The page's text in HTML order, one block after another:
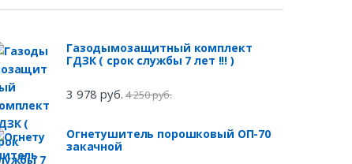
Газодымозащитный комплект
ГДЗК ( срок службы 7 лет !!! )
3 978 руб. 4 250 руб.
Огнетушитель порошковый ОП-70
закачной